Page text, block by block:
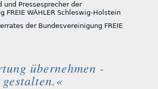
und Pressesprecher der
FREIE WÄHLER Schleswig-Holstein
der Bundesvereinigung FREIE
übernehmen -